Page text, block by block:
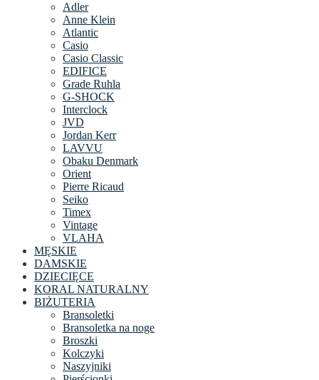
Adler
Anne Klein
Atlantic
Casio
Casio Classic
EDIFICE
Grade Ruhla
G-SHOCK
Interclock
JVD
Jordan Kerr
LAVVU
Obaku Denmark
Orient
Pierre Ricaud
Seiko
Timex
Vintage
VLAHA
MĘSKIE
DAMSKIE
DZIECIĘCE
KORAL NATURALNY
BIŻUTERIA
Bransoletki
Bransoletka na noge
Broszki
Kolczyki
Naszyjniki